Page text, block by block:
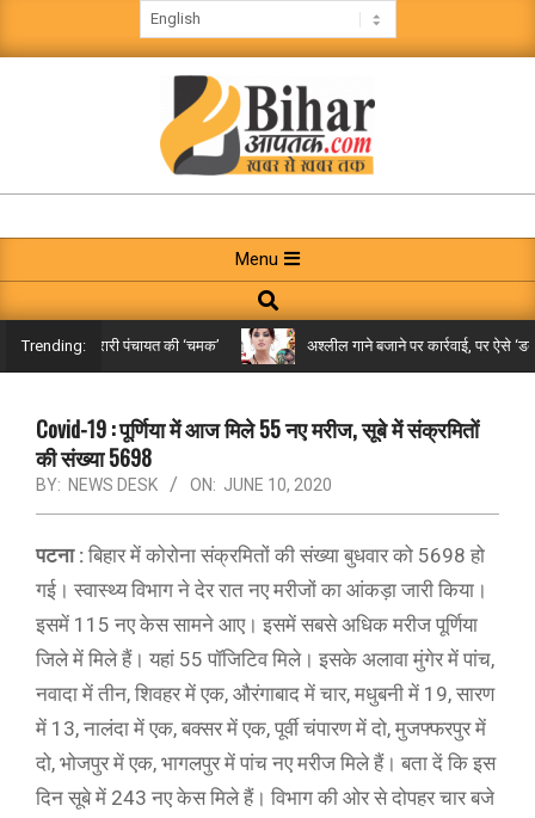
to
BIHAR
AAPTAK
Navigation
Menu
Menu
Search
Trending:
तक पहुंची गरारी पंचायत की ‘चमक’ अश्लील गाने बजाने पर कार्रवाई, पर ऐसे ‘डबल
Covid-19 : पूर्णिया में आज मिले 55 नए मरीज, सूबे में संक्रमितों
की संख्या 5698
BY: NEWS DESK ON: JUNE 10, 2020
पटना : बिहार में कोरोना संक्रमितों की संख्या बुधवार को 5698 हो
गई। स्वास्थ्य विभाग ने देर रात नए मरीजों का आंकड़ा जारी किया।
इसमें 115 नए केस सामने आए। इसमें सबसे अधिक मरीज पूर्णिया
जिले में मिले हैं। यहां 55 पॉजिटिव मिले। इसके अलावा मुंगेर में पांच,
नवादा में तीन, शिवहर में एक, औरंगाबाद में चार, मधुबनी में 19, सारण
में 13, नालंदा में एक, बक्सर में एक, पूर्वी चंपारण में दो, मुजफ्फरपुर में
दो, भोजपुर में एक, भागलपुर में पांच नए मरीज मिले हैं। बता दें कि इस
दिन सूबे में 243 नए केस मिले हैं। विभाग की ओर से दोपहर चार बजे